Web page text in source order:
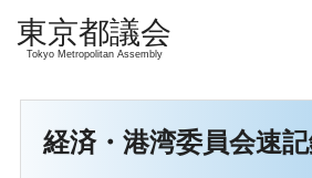
Tokyo Metropolitan Assembly
経済・港湾委員会速